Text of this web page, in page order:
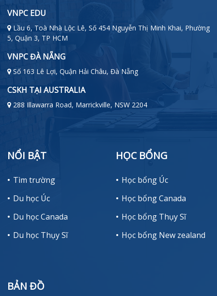
VNPC EDU
Lầu 6, Toà Nhà Lộc Lê, Số 454 Nguyễn Thị Minh Khai, Phường
5, Quận 3, TP HCM
VNPC ĐÀ NẴNG
Số 163 Lê Lợi, Quận Hải Châu, Đà Nẵng
CSKH TẠI AUSTRALIA
288 Illawarra Road, Marrickville, NSW 2204
NỔI BẬT
Tìm trường
Du học Úc
Du học Canada
Du học Thụy Sĩ
HỌC BỔNG
Học bổng Úc
Học bổng Canada
Học bổng Thụy Sĩ
Học bổng New zealand
BẢN ĐỒ